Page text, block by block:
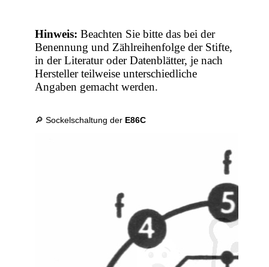
Hinweis: Beachten Sie bitte das bei der
Benennung und Zählreihenfolge der Stifte,
in der Literatur oder Datenblätter, je nach
Hersteller teilweise unterschiedliche
Angaben gemacht werden.
🔎 Sockelschaltung der E86C